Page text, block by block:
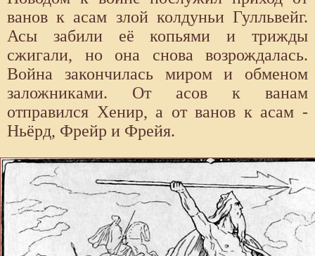
ванов к асам злой колдуньи Гулльвейг.
Асы забили её копьями и трижды
сжигали, но она снова возрождалась.
Война закончилась миром и обменом
заложниками. От асов к ванам
отправился Хенир, а от ванов к асам -
Ньёрд, Фрейр и Фрейя.